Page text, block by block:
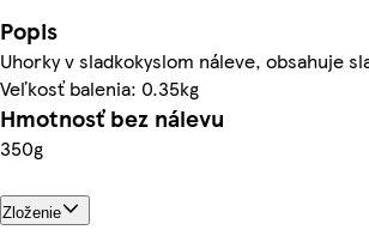
Popis
Uhorky v sladkokyslom náleve, obsahuje
Veľkosť balenia: 0.35kg
Hmotnosť bez nálevu
350g
Zloženie